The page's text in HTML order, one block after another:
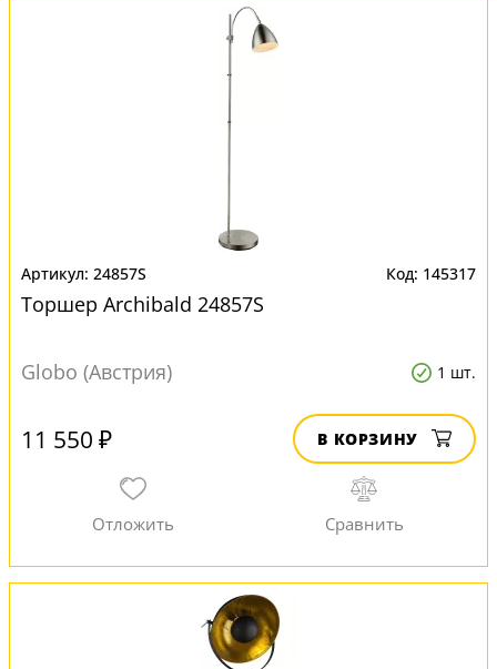
24857S 145317
Торшер Archibald 24857S
Globo (Австрия) 1 шт.
11 550 ₽ В КОРЗИНУ